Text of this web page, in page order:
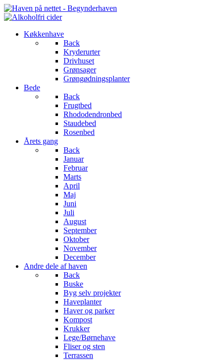
Køkkenhave
Back
Kryderurter
Drivhuset
Grønsager
Grøngødningsplanter
Bede
Back
Frugtbed
Rhododendronbed
Staudebed
Rosenbed
Årets gang
Back
Januar
Februar
Marts
April
Maj
Juni
Juli
August
September
Oktober
November
December
Andre dele af haven
Back
Buske
Byg selv projekter
Haveplanter
Haver og parker
Kompost
Krukker
Lege/Børnehave
Fliser og sten
Terrassen